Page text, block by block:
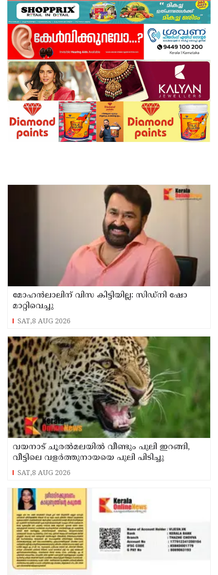
മോഹൻലാലിന് വിസ കിട്ടിയില്ല: സിഡ്നി ഷോ
മാറ്റിവെച്ചു
SAT,8 AUG 2026
വയനാട് ചൂരൽമലയിൽ വീണ്ടും പുലി ഇറങ്ങി,
വീട്ടിലെ വളർത്തുനായയെ പുലി പിടിച്ചു
SAT,8 AUG 2026